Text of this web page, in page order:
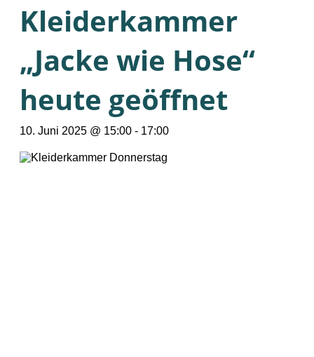
Kleiderkammer
„Jacke wie Hose“
heute geöffnet
10. Juni 2025 @ 15:00 - 17:00